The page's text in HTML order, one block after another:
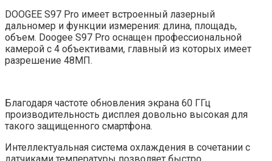
DOOGEE S97 Pro имеет встроенный лазерный
дальномер и функции измерения: длина, площадь,
объем. Doogee S97 Pro оснащен профессиональной
камерой с 4 объективами, главный из которых имеет
разрешение 48МП.
Благодаря частоте обновления экрана 60 ГГц
производительность дисплея довольно высокая для
такого защищенного смартфона.
Интеллектуальная система охлаждения в сочетании с